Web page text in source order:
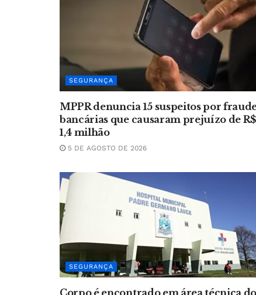
SEGURANÇA
MPPR denuncia 15 suspeitos por
bancárias que causaram prejuízo de R$
1,4 milhão
5 DE AGOSTO DE 2026
SEGURANÇA
Corpo é encontrado em área técnica do